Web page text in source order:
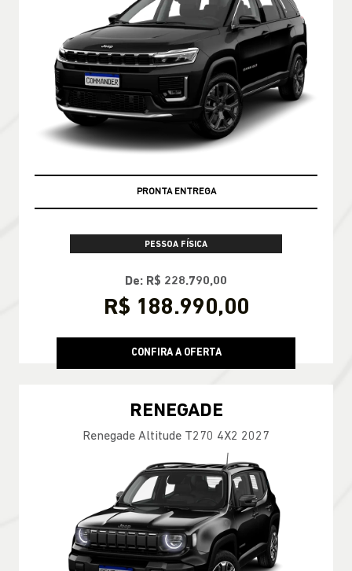
PRONTA ENTREGA
PESSOA FÍSICA
De: R$ 228.790,00
R$ 188.990,00
CONFIRA A OFERTA
RENEGADE
Renegade Altitude T270 4X2 2027